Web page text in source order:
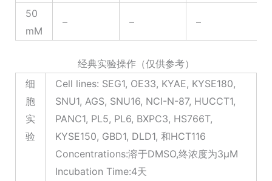
50
mM
– – –
经典实验操作（仅供参考）
细
胞
实
验
Cell lines: SEG1, OE33, KYAE, KYSE180,
SNU1, AGS, SNU16, NCI-N-87, HUCCT1,
PANC1, PL5, PL6, BXPC3, HS766T,
KYSE150, GBD1, DLD1, 和HCT116
Concentrations:溶于DMSO,终浓度为3μM
Incubation Time:4天